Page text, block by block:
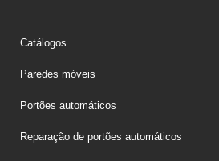
Catálogos
Paredes móveis
Portões automáticos
Reparação de portões automáticos